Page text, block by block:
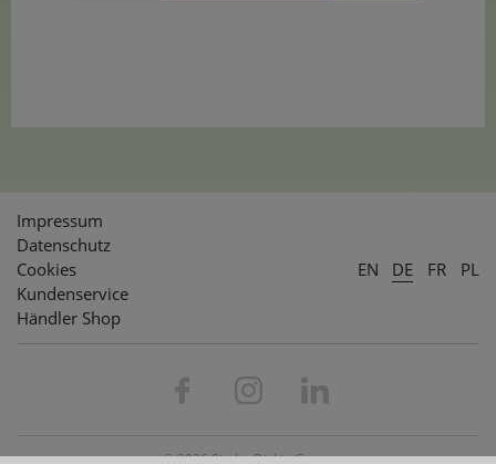
Impressum
Datenschutz
Cookies
Kundenservice
Händler Shop
EN DE FR PL
© 2026 Simba Dickie Group